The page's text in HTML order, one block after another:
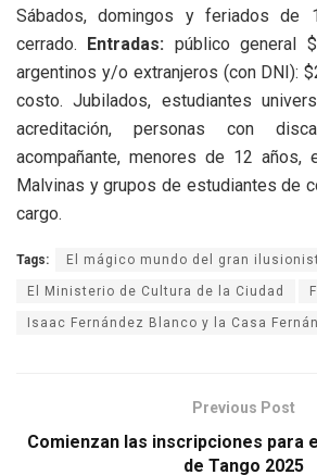
Sábados, domingos y feriados de
cerrado.
Entradas: público general
argentinos y/o extranjeros (con DNI):
costo. Jubilados, estudiantes
acreditación, personas con
acompañante, menores de 12 años,
Malvinas y grupos de estudiantes de
cargo.
Tags: El mágico mundo del gran
El Ministerio de Cultura de la Ciudad
Isaac Fernández Blanco y la Casa
Previous Post
Comienzan las inscripciones para
de Tango 2025